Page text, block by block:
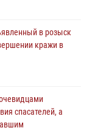
в розыск
кражи в
спасателей, а